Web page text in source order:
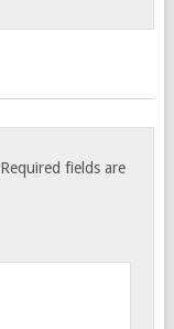
Required fields are